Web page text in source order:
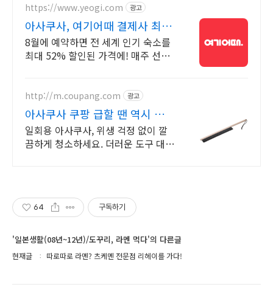
https://www.yeogi.com 광고
아사쿠사, 여기어때 결제사 최대
2만원 추가할인
8월에 예약하면 전 세계 인기 숙소를
최대 52% 할인된 가격에! 매주 선착
http://m.coupang.com 광고
아사쿠사 쿠팡 급할 땐 역시 로
켓배송
일회용 아사쿠사, 위생 걱정 없이 깔
끔하게 청소하세요. 더러운 도구 대신
64 구독하기
'일본생활(08년~12년)/도꾸리, 라멘 먹다'의 다른글
현재글 따로따로 라멘? 츠케멘 전문점 리헤이를 가다!